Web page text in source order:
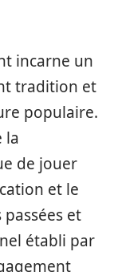
incarne un
tradition et
populaire.
la
de jouer
et le
et
établi par